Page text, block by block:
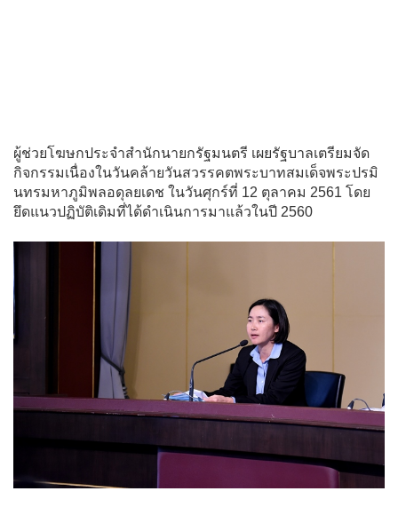
ผู้ช่วยโฆษกประจำสำนักนายกรัฐมนตรี เผยรัฐบาลเตรียมจัด
กิจกรรมเนื่องในวันคล้ายวันสวรรคตพระบาทสมเด็จพระปรมิ
นทรมหาภูมิพลอดุลยเดช ในวันศุกร์ที่ 12 ตุลาคม 2561 โดย
ยึดแนวปฏิบัติเดิมที่ได้ดำเนินการมาแล้วในปี 2560